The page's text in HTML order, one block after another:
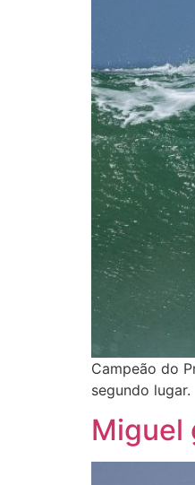
Campeão do
segundo lugar.
Miguel